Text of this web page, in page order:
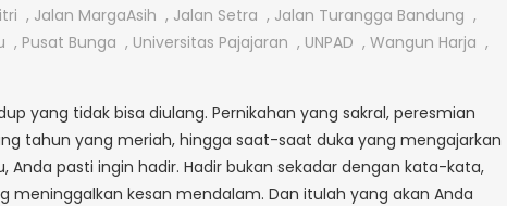
Bunga
Papan
Di
Jalan
Margaasih
, Jalan MargaAsih , Jalan Setra , Jalan Turangga Bandung ,
, Pusat Bunga , Universitas Pajajaran , UNPAD , Wangun Harja ,
yang tidak bisa diulang. Pernikahan yang sakral, peresmian
tahun yang meriah, hingga saat-saat duka yang mengajarkan
Anda pasti ingin hadir. Hadir bukan sekadar dengan kata-kata,
meninggalkan kesan mendalam. Dan itulah yang akan Anda